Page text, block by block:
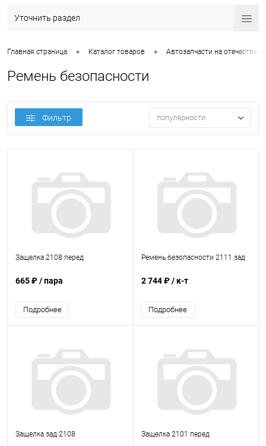
Уточнить раздел
Главная страница • Каталог товаров • Автозапчасти на
Ремень безопасности
Фильтр популярности
Защелка 2108 перед
665 ₽/ пара
Подробнее
Ремень безопасности 2111 зад
2 744 ₽/ к-т
Подробнее
Защелка зад 2108 Защелка 2101 перед